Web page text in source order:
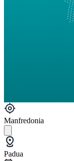
Manfredonia
Padua